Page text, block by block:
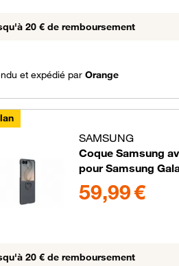
20 € de remboursement
et expédié parOrange
de couleurs disponibles non
SAMSUNG
Coque Samsung
pour Samsung
59,99 €
20 € de remboursement